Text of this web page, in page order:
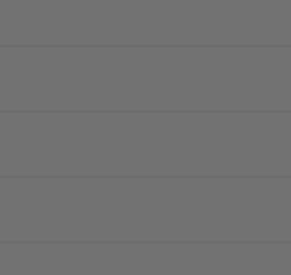
la fabrication et la distribution de produits à base
fois leur volume d'eau pendant 6 heures.
goût et dégustez.